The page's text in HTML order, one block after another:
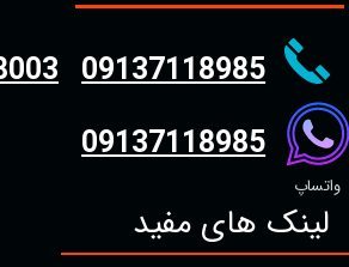
واتساپ
09137118985
09137118985
لینک های مفید